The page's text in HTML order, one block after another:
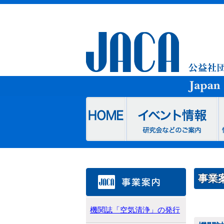
事業
機関誌「空気清浄」の発行